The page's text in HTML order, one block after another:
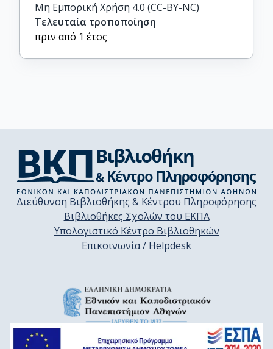
Μη Εμπορική Χρήση 4.0 (CC-BY-NC)
Τελευταία τροποποίηση
πριν από 1 έτος
Διεύθυνση Βιβλιοθήκης & Κέντρου Πληροφόρησης
Βιβλιοθήκες Σχολών του ΕΚΠΑ
Υπολογιστικό Κέντρο Βιβλιοθηκών
Επικοινωνία / Helpdesk